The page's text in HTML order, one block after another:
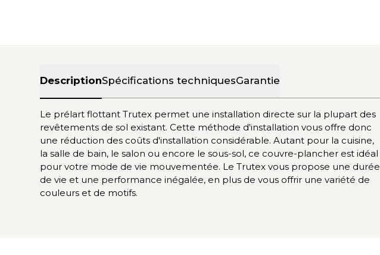
DescriptionSpécifications techniquesGarantie
Le prélart flottant Trutex permet une installation directe sur la plupart des
revêtements de sol existant. Cette méthode d'installation vous offre donc
une réduction des coûts d'installation considérable. Autant pour la cuisine,
la salle de bain, le salon ou encore le sous-sol, ce couvre-plancher est idéal
pour votre mode de vie mouvementée. Le Trutex vous propose une durée
de vie et une performance inégalée, en plus de vous offrir une variété de
couleurs et de motifs.